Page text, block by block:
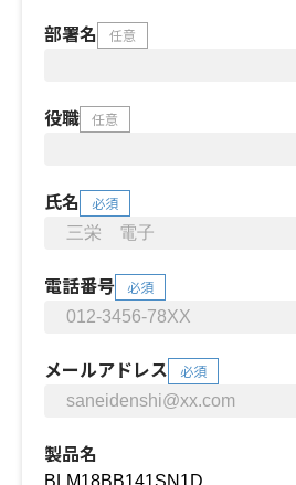
部署名 任意
役職 任意
氏名 必須
電話番号 必須
メールアドレス 必須
製品名